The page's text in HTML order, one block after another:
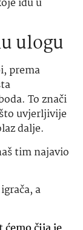
idu u
ulogu
prema
To znači
uvjerljivije
dalje.
tim najavio
a